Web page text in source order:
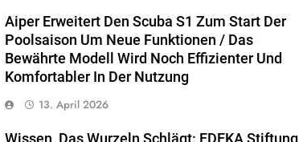
Aiper Erweitert Den Scuba S1 Zum Start Der
Poolsaison Um Neue Funktionen / Das
Bewährte Modell Wird Noch Effizienter Und
Komfortabler In Der Nutzung
13. April 2026
Wissen, Das Wurzeln Schlägt: EDEKA Stiftung